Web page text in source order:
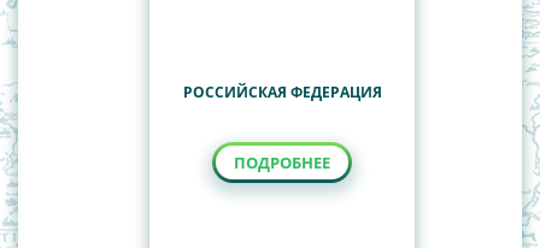
РОССИЙСКАЯ ФЕДЕРАЦИЯ
ПОДРОБНЕЕ